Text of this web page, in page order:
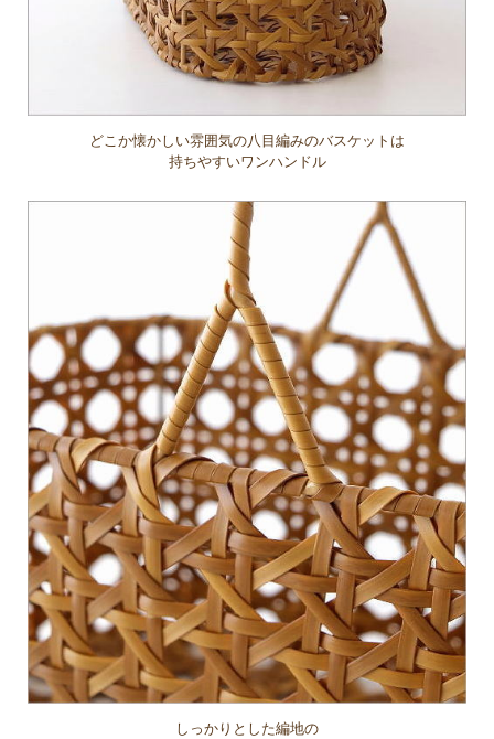
どこか懐かしい雰囲気の八目編みのバスケットは
持ちやすいワンハンドル
しっかりとした編地の